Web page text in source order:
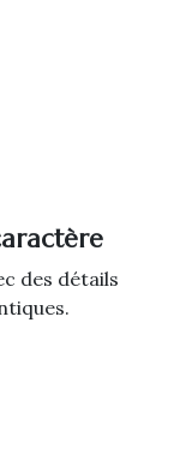
des détails